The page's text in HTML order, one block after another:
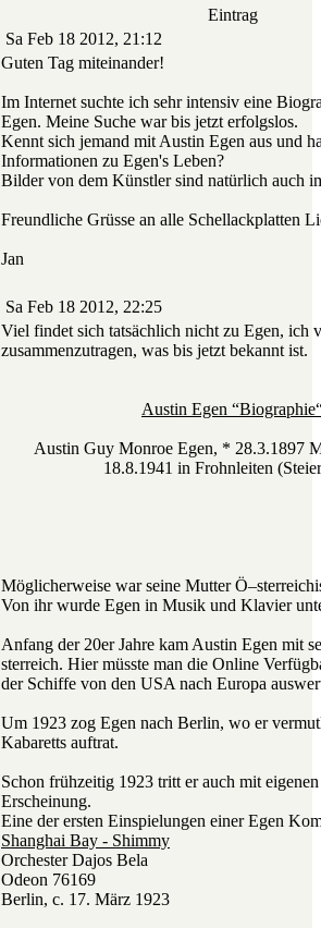
Eintrag
Sa Feb 18 2012, 21:12
Guten Tag miteinander!
Im Internet suchte ich sehr intensiv eine
Egen. Meine Suche war bis jetzt erfolgslos.
Kennt sich jemand mit Austin Egen aus und
Informationen zu Egen's Leben?
Bilder von dem Künstler sind natürlich auch
Freundliche Grüsse an alle Schellackplatten
Jan
Sa Feb 18 2012, 22:25
Viel findet sich tatsächlich nicht zu Egen, ich
zusammenzutragen, was bis jetzt bekannt ist.
Austin Egen
Austin Guy Monroe Egen, * 28.3.1897
18.8.1941 in Frohnleiten
Möglicherweise war seine Mutter
Von ihr wurde Egen in Musik und Klavier
Anfang der 20er Jahre kam Austin Egen mit
sterreich. Hier müsste man die Online
der Schiffe von den USA nach Europa
Um 1923 zog Egen nach Berlin, wo er
Kabaretts auftrat.
Schon frühzeitig 1923 tritt er auch mit
Erscheinung.
Eine der ersten Einspielungen einer Egen
Shanghai Bay - Shimmy
Orchester Dajos Bela
Odeon 76169
Berlin, c. 17. März 1923